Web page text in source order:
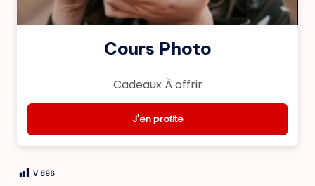
Cours Photo
Cadeaux À offrir
J'en profite
V 896